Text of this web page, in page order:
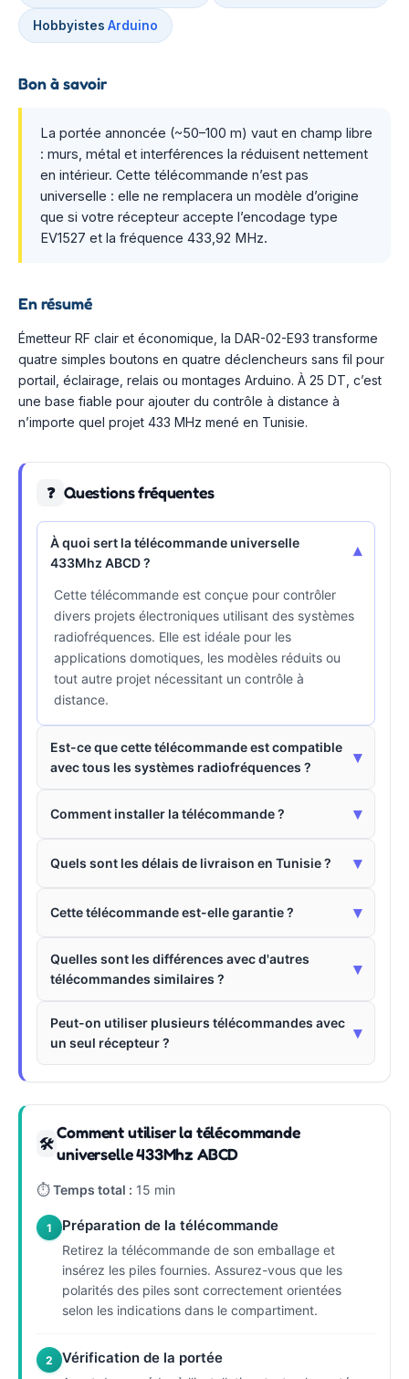
Hobbyistes Arduino
Bon à savoir
La portée annoncée (~50–100 m) vaut en champ libre
: murs, métal et interférences la réduisent nettement
en intérieur. Cette télécommande n’est pas
universelle : elle ne remplacera un modèle d’origine
que si votre récepteur accepte l’encodage type
EV1527 et la fréquence 433,92 MHz.
En résumé
Émetteur RF clair et économique, la DAR-02-E93 transforme
quatre simples boutons en quatre déclencheurs sans fil pour
portail, éclairage, relais ou montages Arduino. À 25 DT, c’est
une base fiable pour ajouter du contrôle à distance à
n’importe quel projet 433 MHz mené en Tunisie.
❓ Questions fréquentes
À quoi sert la télécommande universelle
433Mhz ABCD ?
▾
Cette télécommande est conçue pour contrôler
divers projets électroniques utilisant des systèmes
radiofréquences. Elle est idéale pour les
applications domotiques, les modèles réduits ou
tout autre projet nécessitant un contrôle à
distance.
Est-ce que cette télécommande est compatible
avec tous les systèmes radiofréquences ?
▾
Comment installer la télécommande ? ▾
Quels sont les délais de livraison en Tunisie ? ▾
Cette télécommande est-elle garantie ? ▾
Quelles sont les différences avec d'autres
télécommandes similaires ?
▾
Peut-on utiliser plusieurs télécommandes avec
un seul récepteur ?
▾
🛠
Comment utiliser la télécommande
universelle 433Mhz ABCD
⏱Temps total : 15 min
1 Préparation de la télécommande
Retirez la télécommande de son emballage et
insérez les piles fournies. Assurez-vous que les
polarités des piles sont correctement orientées
selon les indications dans le compartiment.
2 Vérification de la portée